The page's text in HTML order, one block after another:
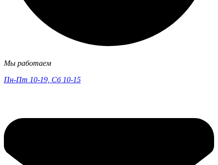
Мы работаем
Пн-Пт 10-19, Сб 10-15